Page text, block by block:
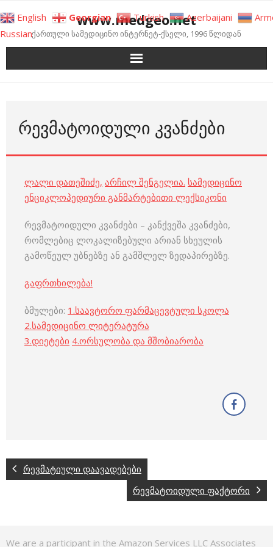
to
content
www.medgeo.net
ქართული სამედიცინო ინტერნეტ-ქსელი, 1996 წლიდან
ᲠᲔᲕᲛᲐᲢᲝᲘᲓᲣᲚᲘ ᲙᲕᲐᲜᲫᲔᲑᲘ
ლალი დათეშიძე, არჩილ შენგელია. სამედიცინო
ენციკლოპედიური განმარტებითი ლექსიკონი
რევმატოიდული კვანძები – კანქვეშა კვანძები,
რომლებიც ლოკალიზებული არიან სხეულის
გამოწეულ უბნებზე ან გამშლელ ზედაპირებზე.
გაფრთხილება!
ბმულები: 1.საავტორო ფარმაცევტული სკოლა
2.სამედიცინო ლიტერატურა
3.დიეტები 4.ორსულობა და მშობიარობა
რევმატიული დაავადებები
რევმატოიდული ფაქტორი
We are a participant in the Amazon Services LLC Associates
English Georgian Turkish Azerbaijani
Russian